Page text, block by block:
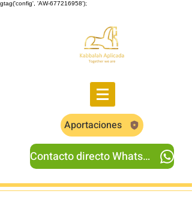
gtag('config', 'AW-677216958');
Aportaciones
Contacto directo Whatsapp